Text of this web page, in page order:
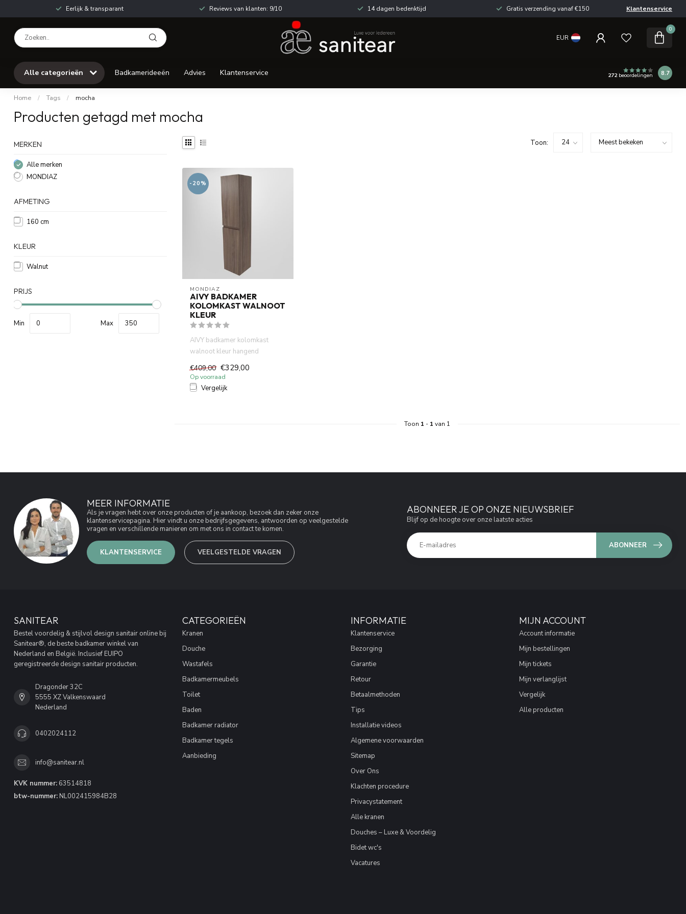
Eerlijk & transparant Reviews van klanten: 9/10 14 dagen bedenktijd Gratis verzending vanaf €150 Klantenservice
EUR
0
Alle categorieën Badkamerideeën Advies Klantenservice 272beoordelingen 8.7
Home / Tags / mocha
Producten getagd met mocha
MERKEN
Alle merken
MONDIAZ
AFMETING
160 cm
KLEUR
Walnut
PRIJS
Min Max
Toon:
-20%
MONDIAZ
AIVY BADKAMER
KOLOMKAST WALNOOT
KLEUR
AIVY badkamer kolomkast
walnoot kleur hangend
Serie ...
€409,00 €329,00
Op voorraad
Vergelijk
Toon 1 - 1 van 1
MEER INFORMATIE
Als je vragen hebt over onze producten of je aankoop, bezoek dan zeker onze
klantenservicepagina. Hier vindt u onze bedrijfsgegevens, antwoorden op veelgestelde
vragen en verschillende manieren om met ons in contact te komen.
KLANTENSERVICE VEELGESTELDE VRAGEN
ABONNEER JE OP ONZE NIEUWSBRIEF
Blijf op de hoogte over onze laatste acties
ABONNEER
SANITEAR
Bestel voordelig & stijlvol design sanitair online bij
Sanitear®, de beste badkamer winkel van
Nederland en België. Inclusief EUIPO
geregistreerde design sanitair producten.
Dragonder 32C
5555 XZ Valkenswaard
Nederland
0402024112
info@sanitear.nl
KVK nummer: 63514818
btw-nummer: NL002415984B28
CATEGORIEËN
Kranen
Douche
Wastafels
Badkamermeubels
Toilet
Baden
Badkamer radiator
Badkamer tegels
Aanbieding
INFORMATIE
Klantenservice
Bezorging
Garantie
Retour
Betaalmethoden
Tips
Installatie videos
Algemene voorwaarden
Sitemap
Over Ons
Klachten procedure
Privacystatement
Alle kranen
Douches – Luxe & Voordelig
Bidet wc's
Vacatures
MIJN ACCOUNT
Account informatie
Mijn bestellingen
Mijn tickets
Mijn verlanglijst
Vergelijk
Alle producten